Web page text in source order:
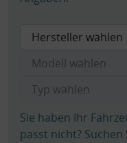
Sie haben Ihr
passt nicht?